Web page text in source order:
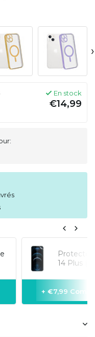
›
En stock
€14,99
14 Plus
+ €7,99